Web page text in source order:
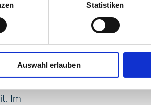
Statistiken
Auswahl erlauben
und
Im